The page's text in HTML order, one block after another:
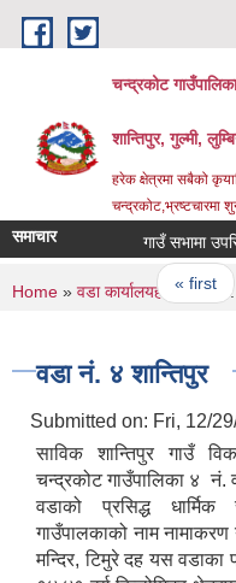
Skip to main content
चन्द्रकोट गाउँपालिका
शान्तिपुर, गुल्मी,
हरेक क्षेत्रमा सबैको
चन्द्रकोट,भ्रष्टचारमा
समाचार गाउँ सभामा
Pages
« first
You are here
Home » वडा कार्यालयहरु » वडा नं.
वडा नं. ४ शान्तिपुर
Submitted on: Fri, 12/
साविक शान्तिपुर गाउँ
चन्द्रकोट गाउँपालिका ४ नं.
वडाको प्रसिद्ध
गाउँपालकाको नाम
मन्दिर, टिमुरे दह यस वडाका